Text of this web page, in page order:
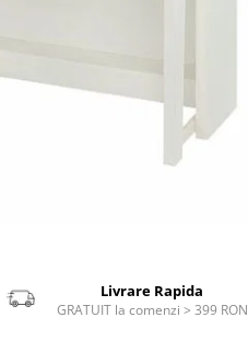
Livrare Rapida
GRATUIT la comenzi > 399 RON